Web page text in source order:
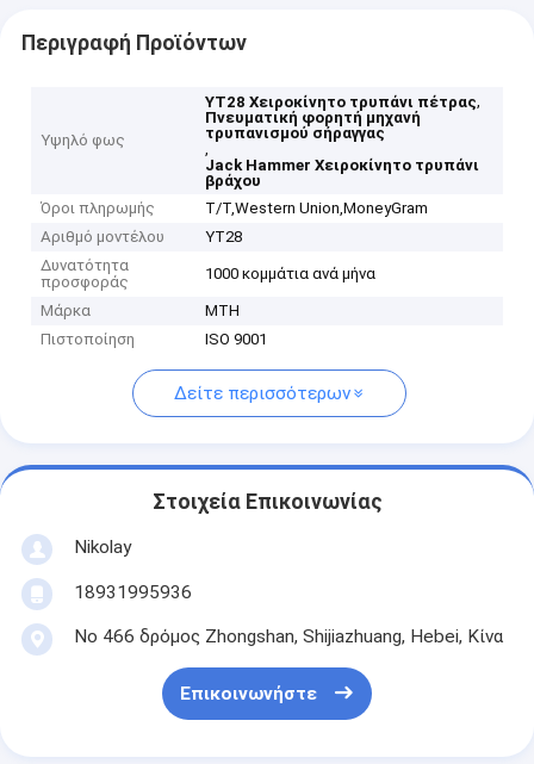
Περιγραφή Προϊόντων
Υψηλό φως
YT28 Χειροκίνητο τρυπάνι πέτρας,
Πνευματική φορητή μηχανή
τρυπανισμού σήραγγας
,
Jack Hammer Χειροκίνητο τρυπάνι
βράχου
Όροι πληρωμής
T/T,Western Union,MoneyGram
Αριθμό μοντέλου
YT28
Δυνατότητα
προσφοράς
1000 κομμάτια ανά μήνα
Μάρκα
MTH
Πιστοποίηση
ISO 9001
Δείτε περισσότερων
Στοιχεία Επικοινωνίας
Nikolay
18931995936
Νο 466 δρόμος Zhongshan, Shijiazhuang, Hebei, Κίνα
Επικοινωνήστε